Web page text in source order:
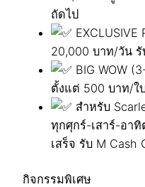
ถัดไป
EXCLUSIVE
20,000 บาท/วัน
BIG WOW
ตั้งแต่ 500 บาท/ใ
สำหรับ
ทุกศุกร์-เสาร์-อา
เสร็จ รับ M Cash
กิจกรรมพิเศษ